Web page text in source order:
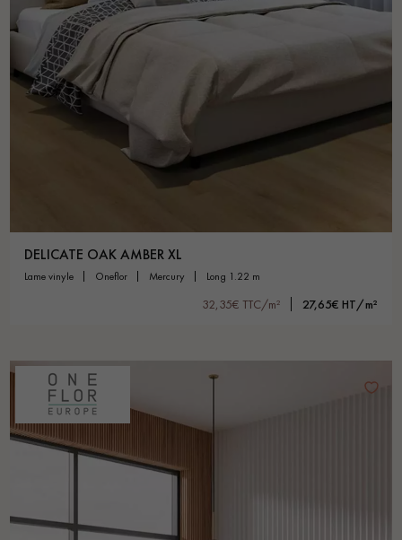
DELICATE OAK AMBER XL
lame vinyle oneflor mercury long 1.22 m
32,35€ TTC/m² 27,65€ HT/m²